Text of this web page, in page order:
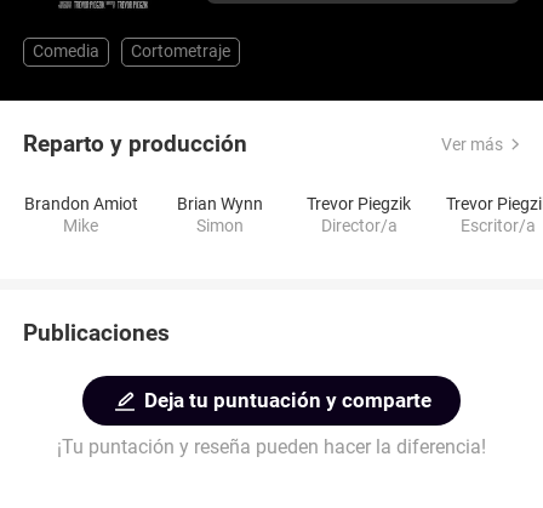
Comedia Cortometraje
Reparto y producción Ver más
Brandon Amiot
Mike
Brian Wynn
Simon
Trevor Piegzik
Director/a
Trevor
Escritor/a
Publicaciones
Deja tu puntuación y comparte
¡Tu puntación y reseña pueden hacer la diferencia!